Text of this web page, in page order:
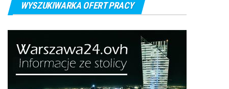
WYSZUKIWARKA OFERT PRACY